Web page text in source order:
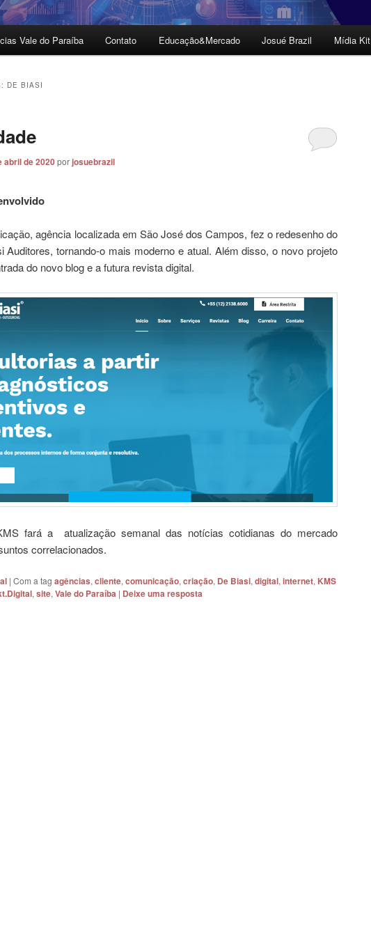
Vale do Paraíba Contato Educação&Mercado Josué Brazil Mídia Kit
DE BIASI
abril de 2020porjosuebrazil
agência localizada em São José dos Campos, fez o redesenho do
Auditores, tornando-o mais moderno e atual. Além disso, o novo projeto
do novo blog e a futura revista digital.
fará a atualização semanal das notícias cotidianas do mercado
correlacionados.
| Com a tag agências, cliente, comunicação, criação, De Biasi, digital, internet, KMS
, site, Vale do Paraíba | Deixe uma resposta